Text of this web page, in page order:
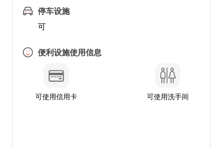
停车设施
可
便利设施使用信息
可使用信用卡 可使用洗手间